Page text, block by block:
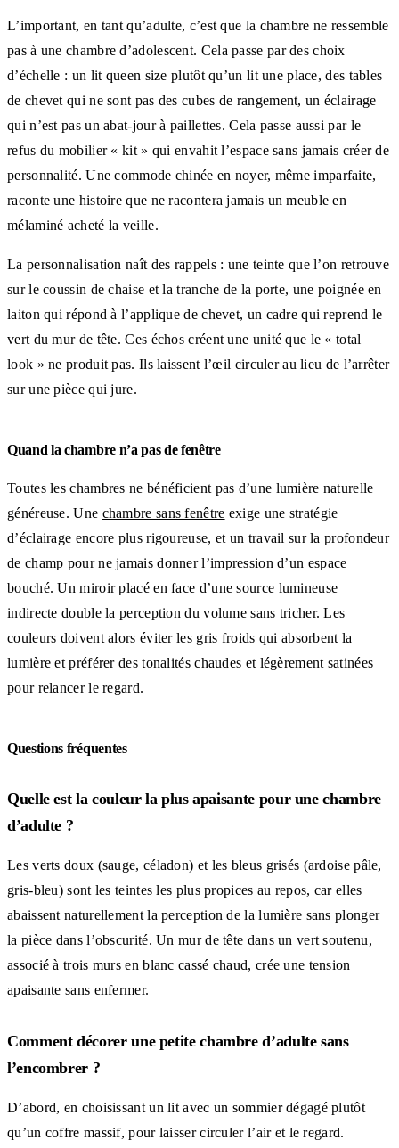
L’important, en tant qu’adulte, c’est que la chambre ne ressemble
pas à une chambre d’adolescent. Cela passe par des choix
d’échelle : un lit queen size plutôt qu’un lit une place, des tables
de chevet qui ne sont pas des cubes de rangement, un éclairage
qui n’est pas un abat-jour à paillettes. Cela passe aussi par le
refus du mobilier « kit » qui envahit l’espace sans jamais créer de
personnalité. Une commode chinée en noyer, même imparfaite,
raconte une histoire que ne racontera jamais un meuble en
mélaminé acheté la veille.
La personnalisation naît des rappels : une teinte que l’on retrouve
sur le coussin de chaise et la tranche de la porte, une poignée en
laiton qui répond à l’applique de chevet, un cadre qui reprend le
vert du mur de tête. Ces échos créent une unité que le « total
look » ne produit pas. Ils laissent l’œil circuler au lieu de l’arrêter
sur une pièce qui jure.
Quand la chambre n’a pas de fenêtre
Toutes les chambres ne bénéficient pas d’une lumière naturelle
généreuse. Une chambre sans fenêtre exige une stratégie
d’éclairage encore plus rigoureuse, et un travail sur la profondeur
de champ pour ne jamais donner l’impression d’un espace
bouché. Un miroir placé en face d’une source lumineuse
indirecte double la perception du volume sans tricher. Les
couleurs doivent alors éviter les gris froids qui absorbent la
lumière et préférer des tonalités chaudes et légèrement satinées
pour relancer le regard.
Questions fréquentes
Quelle est la couleur la plus apaisante pour une chambre
d’adulte ?
Les verts doux (sauge, céladon) et les bleus grisés (ardoise pâle,
gris-bleu) sont les teintes les plus propices au repos, car elles
abaissent naturellement la perception de la lumière sans plonger
la pièce dans l’obscurité. Un mur de tête dans un vert soutenu,
associé à trois murs en blanc cassé chaud, crée une tension
apaisante sans enfermer.
Comment décorer une petite chambre d’adulte sans
l’encombrer ?
D’abord, en choisissant un lit avec un sommier dégagé plutôt
qu’un coffre massif, pour laisser circuler l’air et le regard.